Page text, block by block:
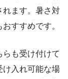
れます。暑さ対
すすめです。
も受け付けて
け入れ可能な場